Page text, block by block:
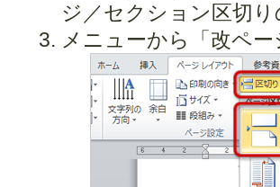
ジ／セクション区切
メニューから「改ペ